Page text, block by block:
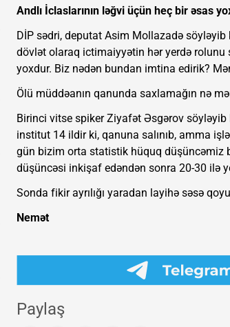
Andlı İclaslarının ləğvi üçün heç bir əsas
DİP sədri, deputat Asim Mollazadə
dövlət olaraq ictimaiyyətin hər yerdə rolunu
yoxdur. Biz nədən bundan imtina edirik?
Ölü müddəanın qanunda saxlamağın nə
Birinci vitse spiker Ziyafət Əsgərov
institut 14 ildir ki, qanuna salınıb, amma
gün bizim orta statistik hüquq düşüncəmiz
düşüncəsi inkişaf edəndən sonra 20-30 ilə
Sonda fikir ayrılığı yaradan layihə səsə
Nemət
Paylaş